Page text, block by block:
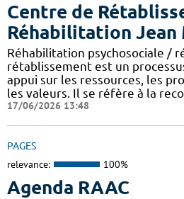
Centre de
Réhabilitation Jean
Réhabilitation psychosociale /
rétablissement est un
appui sur les ressources, les
les valeurs. Il se réfère à la
17/06/2026 13:48
PAGES
relevance: 100%
Agenda RAAC